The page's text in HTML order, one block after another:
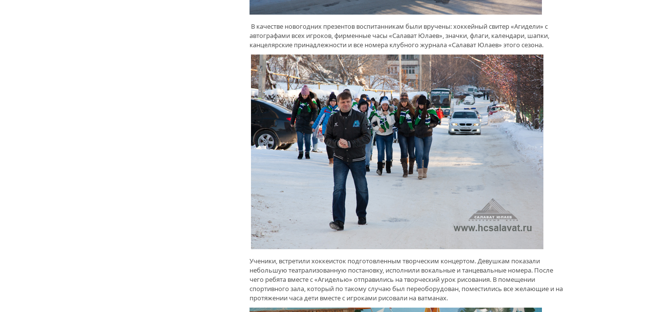
В качестве новогодних презентов воспитанникам были вручены: хоккейный свитер «Агидели» с
автографами всех игроков, фирменные часы «Салават Юлаев», значки, флаги, календари, шапки,
канцелярские принадлежности и все номера клубного журнала «Салават Юлаев» этого сезона.
Ученики, встретили хоккеисток подготовленным творческим концертом. Девушкам показали
небольшую театрализованную постановку, исполнили вокальные и танцевальные номера. После
чего ребята вместе с «Агиделью» отправились на творческий урок рисования. В помещении
спортивного зала, который по такому случаю был переоборудован, поместились все желающие и на
протяжении часа дети вместе с игроками рисовали на ватманах.